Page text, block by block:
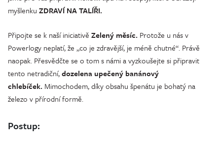
myšlenku ZDRAVÍ NA TALÍŘI.
Připojte se k naší iniciativě Zelený měsíc. Protože u nás v
Powerlogy neplatí, že „co je zdravější, je méně chutné“. Právě
naopak. Přesvědčte se o tom s námi a vyzkoušejte si připravit
tento netradiční,dozelena upečený banánový
chlebíček. Mimochodem, díky obsahu špenátu je bohatý na
železo v přírodní formě.
Postup: